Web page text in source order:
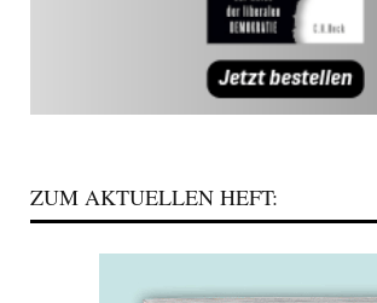
ZUM AKTUELLEN HEFT: